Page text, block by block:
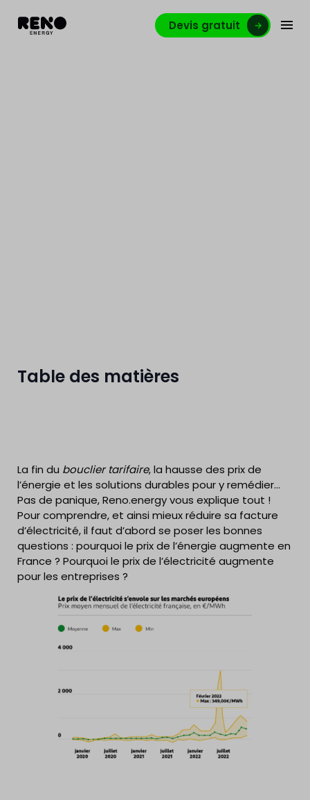
Devis gratuit
Table des matières
La fin du bouclier tarifaire, la hausse des prix de
l’énergie et les solutions durables pour y remédier…
Pas de panique, Reno.energy vous explique tout !
Pour comprendre, et ainsi mieux réduire sa facture
d’électricité, il faut d’abord se poser les bonnes
questions : pourquoi le prix de l’énergie augmente en
France ? Pourquoi le prix de l’électricité augmente
pour les entreprises ?